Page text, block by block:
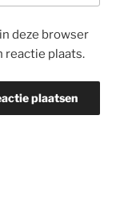
deze browser
reactie plaats.